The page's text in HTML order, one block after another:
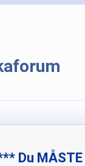
*** Du